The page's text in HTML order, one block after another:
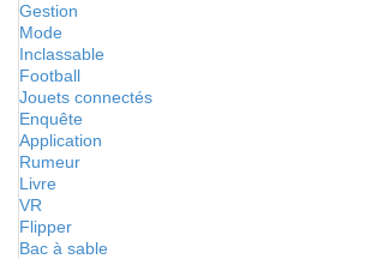
Gestion
Mode
Inclassable
Football
Jouets connectés
Enquête
Application
Rumeur
Livre
VR
Flipper
Bac à sable